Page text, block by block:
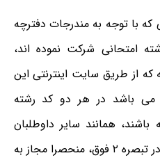
که با توجه به مندرجات دفترچه
۱، در ۲ کد رشته امتحانی شرکت نموده اند،
که از طریق سایت اینترنتی این
می باشد در هر دو کد رشته
همانند سایر داوطلبان
مطابق شرایط و ضوابط مندرج در تبصره ۲ فوق، منحصرا مجاز به